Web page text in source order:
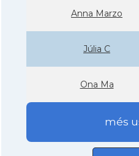
Anna Marzo
Júlia C
Ona Ma
més